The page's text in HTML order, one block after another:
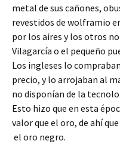
metal de sus cañones,
revestidos de wolframio
por los aires y los otros
Vilagarcía o el pequeño
Los ingleses lo
precio, y lo arrojaban al
no disponían de la
Esto hizo que en esta
valor que el oro, de ahí
el oro negro.